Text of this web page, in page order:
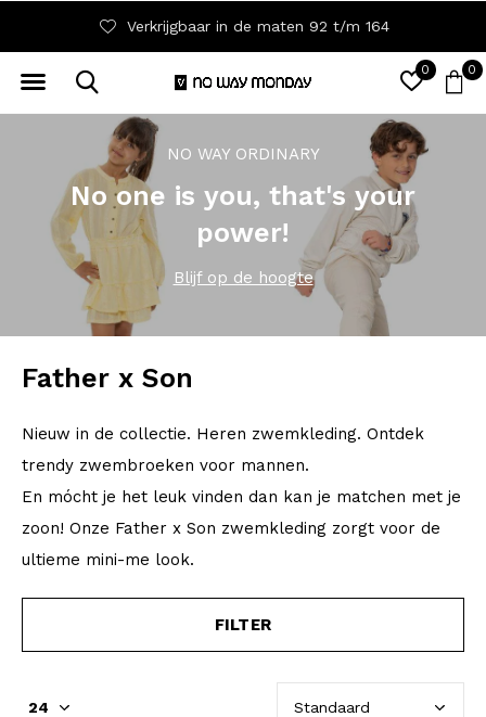
0 0
Verkrijgbaar in de maten 92 t/m 164
NO WAY ORDINARY
No one is you, that's your
power!
Blijf op de hoogte
Father x Son
Nieuw in de collectie. Heren zwemkleding. Ontdek
trendy zwembroeken voor mannen.
En mócht je het leuk vinden dan kan je matchen met je
zoon! Onze Father x Son zwemkleding zorgt voor de
ultieme mini-me look.
FILTER